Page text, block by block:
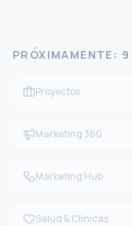
PRÓXIMAMENTE:
Proyectos
Marketing 360
Marketing Hub
Salud & Clínicas